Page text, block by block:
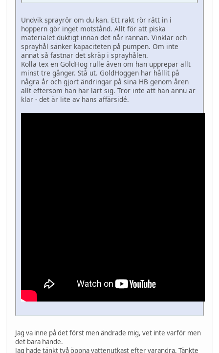
Undvik sprayrör om du kan. Ett rakt rör rätt in i
hoppern gör inget motstånd. Allt för att piska
materialet duktigt innan det når rännan. Vinklar och
sprayhål sänker kapaciteten på pumpen. Om inte
annat så fastnar det skräp i sprayhålen.
Kolla tex en GoldHog rulle även om han upprepar allt
minst tre gånger. Stå ut. GoldHoggen har hållit på
några år och gjort ändringar på sina HB genom åren
allt eftersom han har lärt sig. Tror inte att han ännu är
klar - det är lite av hans affärsidé.
Jag va inne på det först men ändrade mig, vet inte varför men
det bara hände.
Jag hade tänkt två öppna vattenutkast efter varandra. Tänkte